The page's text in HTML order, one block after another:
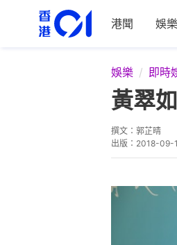
港聞 娛樂
娛樂 即時
黃翠
撰文： 郭芷晴
出版： 2018-09-